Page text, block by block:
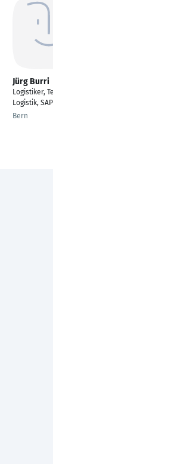
Jürg Burri
Logistiker, Teamleiter
Logistik, SAP Key User
Bern